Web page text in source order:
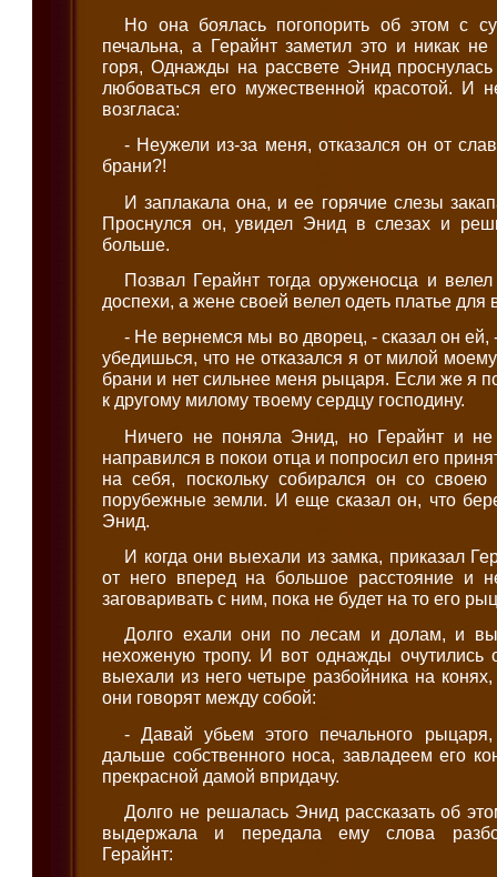
Но она боялась погопорить об этом с
печальна, а Герайнт заметил это и никак
горя, Однажды на рассвете Энид
любоваться его мужественной красотой. И
возгласа:
- Неужели из-за меня, отказался он от
брани?!
И заплакала она, и ее горячие слезы
Проснулся он, увидел Энид в слезах и
больше.
Позвал Герайнт тогда оруженосца и
доспехи, а жене своей велел одеть платье для
- Не вернемся мы во дворец, - сказал он ей,
убедишься, что не отказался я от милой
брани и нет сильнее меня рыцаря. Если же я
к другому милому твоему сердцу господину.
Ничего не поняла Энид, но Герайнт и не
направился в покои отца и попросил его
на себя, поскольку собирался он со
порубежные земли. И еще сказал он, что
Энид.
И когда они выехали из замка, приказал
от него вперед на большое расстояние и
заговаривать с ним, пока не будет на то его
Долго ехали они по лесам и долам, и
нехоженую тропу. И вот однажды очутились
выехали из него четыре разбойника на
они говорят между собой:
- Давай убьем этого печального
дальше собственного носа, завладеем его
прекрасной дамой впридачу.
Долго не решалась Энид рассказать об
выдержала и передала ему слова
Герайнт: